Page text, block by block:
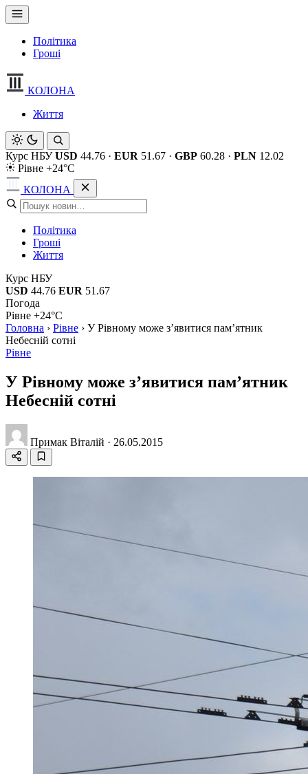
Політика
Гроші
КОЛОНА
Життя
Курс НБУ USD 44.76 · EUR 51.67 · GBP 60.28 · PLN 12.02
Рівне +24°C
КОЛОНА
Політика
Гроші
Життя
Курс НБУ
USD 44.76 EUR 51.67
Погода
Рівне +24°C
Головна › Рівне › У Рівному може з’явитися пам’ятник
Небесній сотні
Рівне
У Рівному може з’явитися пам’ятник
Небесній сотні
Примак Віталій · 26.05.2015